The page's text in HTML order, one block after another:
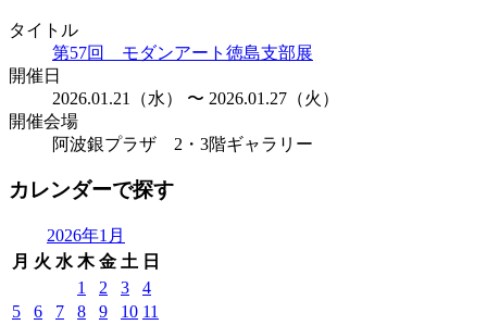
タイトル
第57回 モダンアート徳島支部展
開催日
2026.01.21（水） 〜 2026.01.27（火）
開催会場
阿波銀プラザ 2・3階ギャラリー
カレンダーで探す
2026年1月
月 火 水 木 金 土 日
1 2 3
4
5
6 7 8 9 10 11